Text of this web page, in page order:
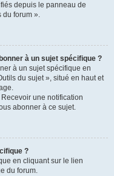
depuis le panneau de
du forum ».
à un sujet spécifique ?
à un sujet spécifique en
du sujet », situé en haut et
une notification
abonner à ce sujet.
?
en cliquant sur le lien
du forum.